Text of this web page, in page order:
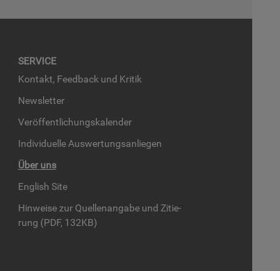
SER­VICE
Kon­takt, Feed­back und Kri­tik
News­let­ter
Ver­öf­fent­li­chungs­ka­len­der
In­di­vi­du­el­le Aus­wer­tungs­an­lie­gen
Über uns
English Site
Hin­wei­se zur Quel­len­an­ga­be und Zi­tie­
rung (PDF, 132KB)